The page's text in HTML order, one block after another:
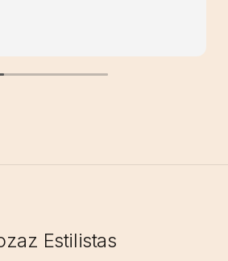
de calidad, se nota en la
sin amoniaco. Si buscas
la encuentras
Estilistas